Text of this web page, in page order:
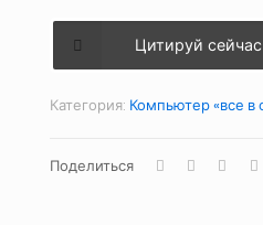
Цитируй сейчас
Категория: Компьютер «все в
Поделиться